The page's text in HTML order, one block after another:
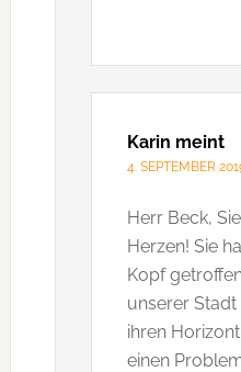
Karin meint
4. SEPTEMBER
Herr Beck,
Herzen! Sie
Kopf
unserer
ihren
einen